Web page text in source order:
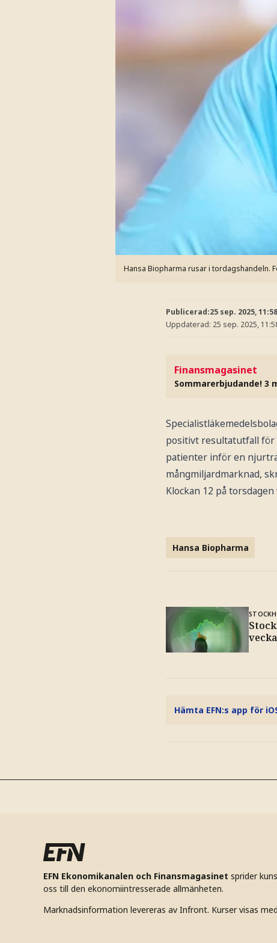
Hansa Biopharma rusar i tordagshandeln.
Publicerad:25 sep. 2025, 11:58
Uppdaterad: 25 sep. 2025,
Finansmagasinet
Sommarerbjudande! 3
positivt resultatutfall för
patienter inför en
mångmiljardmarknad,
Klockan 12 på
Hansa Biopharma
Hämta EFN:s app för
EFN Ekonomikanalen och Finansmagasinet sprider
oss till den ekonomiintresserade allmänheten.
Marknadsinformation levereras av Infront. Kurser visas